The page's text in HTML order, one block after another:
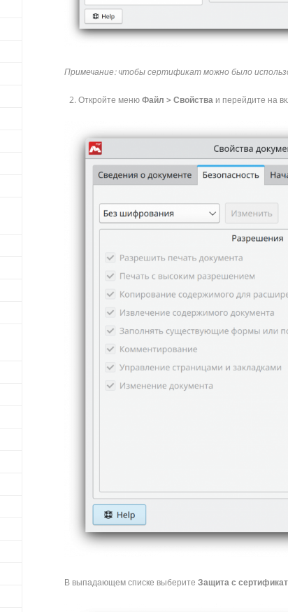
Примечание: чтобы сертификат можно было
Откройте менюФайл > Свойства и перейдите на
В выпадающем списке выберите Защита с